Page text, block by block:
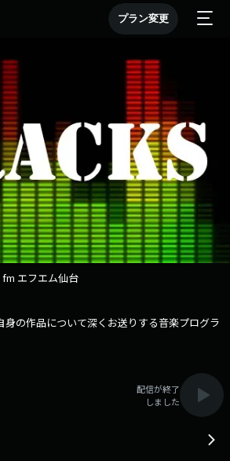
プラン変更
エフエム仙台
身の作品について深くお送りする音楽プログラ
配信が終了
しました